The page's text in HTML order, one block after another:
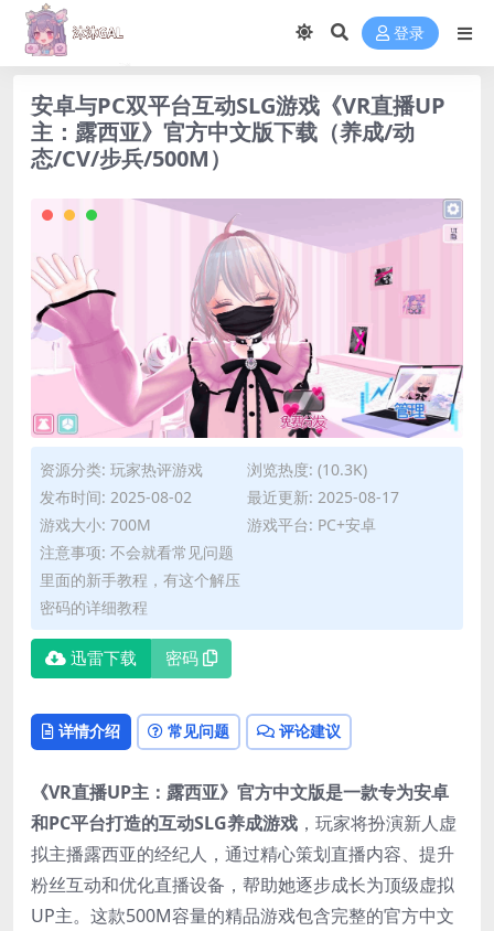
登录
安卓与PC双平台互动SLG游戏《VR直播UP
主：露西亚》官方中文版下载（养成/动
态/CV/步兵/500M）
资源分类: 玩家热评游戏
浏览热度: (10.3K)
发布时间: 2025-08-02
最近更新: 2025-08-17
游戏大小: 700M
游戏平台: PC+安卓
注意事项: 不会就看常见问题
里面的新手教程，有这个解压
密码的详细教程
迅雷下载 密码
详情介绍 常见问题 评论建议
《VR直播UP主：露西亚》官方中文版是一款专为安卓
和PC平台打造的互动SLG养成游戏​ ​，玩家将扮演新人虚
拟主播露西亚的经纪人，通过精心策划直播内容、提升
粉丝互动和优化直播设备，帮助她逐步成长为顶级虚拟
UP主。这款500M容量的精品游戏包含完整的官方中文